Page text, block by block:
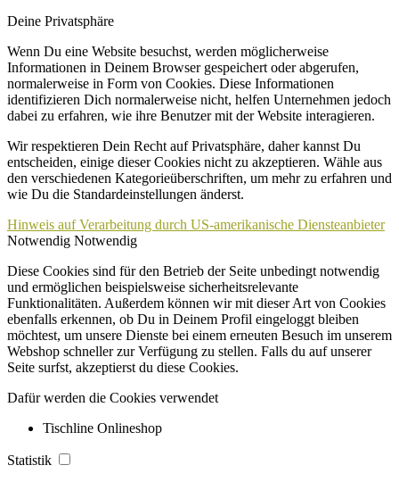
Deine Privatsphäre
Wenn Du eine Website besuchst, werden möglicherweise
Informationen in Deinem Browser gespeichert oder abgerufen,
normalerweise in Form von Cookies. Diese Informationen
identifizieren Dich normalerweise nicht, helfen Unternehmen jedoch
dabei zu erfahren, wie ihre Benutzer mit der Website interagieren.
Wir respektieren Dein Recht auf Privatsphäre, daher kannst Du
entscheiden, einige dieser Cookies nicht zu akzeptieren. Wähle aus
den verschiedenen Kategorieüberschriften, um mehr zu erfahren und
wie Du die Standardeinstellungen änderst.
Hinweis auf Verarbeitung durch US-amerikanische Diensteanbieter
Notwendig Notwendig
Diese Cookies sind für den Betrieb der Seite unbedingt notwendig
und ermöglichen beispielsweise sicherheitsrelevante
Funktionalitäten. Außerdem können wir mit dieser Art von Cookies
ebenfalls erkennen, ob Du in Deinem Profil eingeloggt bleiben
möchtest, um unsere Dienste bei einem erneuten Besuch im unserem
Webshop schneller zur Verfügung zu stellen. Falls du auf unserer
Seite surfst, akzeptierst du diese Cookies.
Dafür werden die Cookies verwendet
Tischline Onlineshop
Statistik